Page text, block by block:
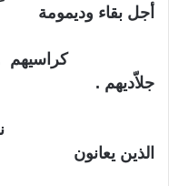
أجل بقاء وديمومة
كراسيهم
جلاّديهم .
الذين يعانون